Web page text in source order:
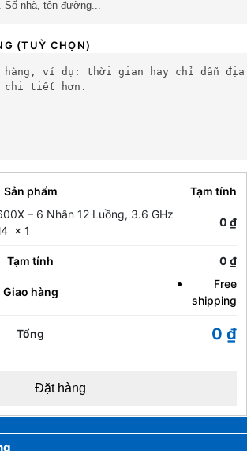
(TUỲ CHỌN)
Sản phẩm
Tạm tính
– 6 Nhân 12 Luồng, 3.6 GHz
× 1
0 ₫
Tạm tính 0 ₫
Giao hàng
Free
shipping
Tổng 0 ₫
Đặt hàng